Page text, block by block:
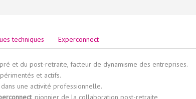
techniques Experconnect
et du post-retraite, facteur de dynamisme des entreprises.
et actifs.
dans une activité professionnelle.
, pionnier de la collaboration post-retraite